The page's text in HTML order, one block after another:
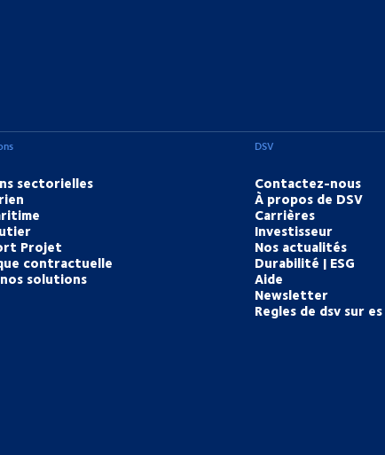
sectorielles
Projet
contractuelle
solutions
DSV
Contactez-nous
À propos de DSV
Carrières
Investisseur
Nos actualités
Durabilité | ESG
Aide
Newsletter
Regles de dsv sur